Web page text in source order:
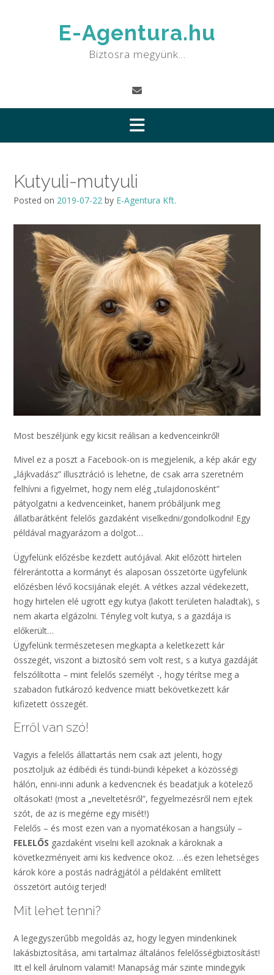
E-Agentura.hu
Biztosra megyünk…
Kutyuli-mutyuli
Posted on 2019-07-22 by E-Agentura Kft.
Most beszéljünk egy kicsit reálisan a kedvenceinkről!
Mivel ez a poszt a Facebook-on is megjelenik, a kép akár egy
„lájkvadász” illusztráció is lehetne, de csak arra szeretném
felhívni a figyelmet, hogy nem elég „tulajdonosként”
pátyolgatni a kedvenceinket, hanem próbáljunk meg
állatbarátként felelős gazdaként viselkedni/gondolkodni! Egy
példával magyarázom a dolgot…
Ügyfelünk előzésbe kezdett autójával. Akit előzött hirtelen
félrerántotta a kormányt és alaposan összetörte ügyfelünk
előzésben lévő kocsijának elejét. A vétkes azzal védekezett,
hogy hirtelen elé ugrott egy kutya (lakott területen haladtak), s
nem akarta elgázolni. Tényleg volt kutya, s a gazdája is
előkerült…
Ügyfelünk természetesen megkapta a keletkezett kár
összegét, viszont a biztosító sem volt rest, s a kutya gazdáját
felszólította – mint felelős személyt -, hogy térítse meg a
szabadon futkározó kedvence miatt bekövetkezett kár
kifizetett összegét.
Erről van szó!
Vagyis a felelős állattartás nem csak azt jelenti, hogy
posztoljuk az édibédi és tündi-bündi képeket a közösségi
hálón, enni-inni adunk a kedvencnek és beadatjuk a kötelező
oltásokat! (most a „neveltetésről”, fegyelmezésről nem ejtek
szót, de az is megérne egy misét!)
Felelős – és most ezen van a nyomatékosan a hangsúly –
FELELŐS gazdaként viselni kell azoknak a károknak a
következményeit ami kis kedvence okoz. …és ezen lehetséges
károk köre a postás nadrágjától a példaként említett
összetört autóig terjed!
Mit lehet tenni?
A legegyszerűbb megoldás az, hogy legyen mindenkinek
lakásbiztosítása, ami tartalmaz általános felelősségbiztosítást!
Itt el kell árulnom valamit! Manapság már szinte mindegyik